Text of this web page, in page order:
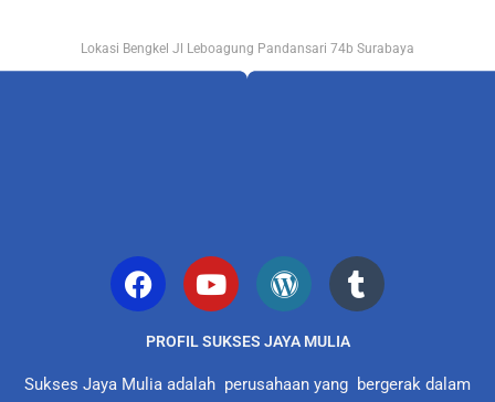
Lokasi Bengkel Jl Leboagung Pandansari 74b Surabaya
PROFIL SUKSES JAYA MULIA
Sukses Jaya Mulia adalah perusahaan yang bergerak dalam